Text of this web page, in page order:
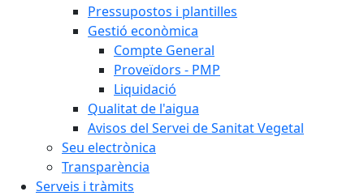
Pressupostos i plantilles
Gestió econòmica
Compte General
Proveïdors - PMP
Liquidació
Qualitat de l'aigua
Avisos del Servei de Sanitat Vegetal
Seu electrònica
Transparència
Serveis i tràmits